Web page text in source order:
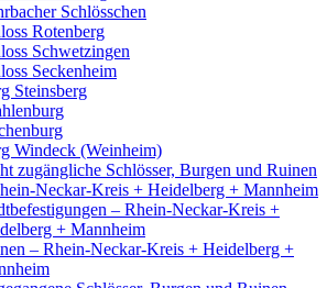
Schlösschen
Rotenberg
Schwetzingen
Seckenheim
Steinsberg
Windeck (Weinheim)
zugängliche Schlösser, Burgen und Ruinen
Neckar-Kreis + Heidelberg + Mannheim
– Rhein-Neckar-Kreis +
+ Mannheim
– Rhein-Neckar-Kreis + Heidelberg +